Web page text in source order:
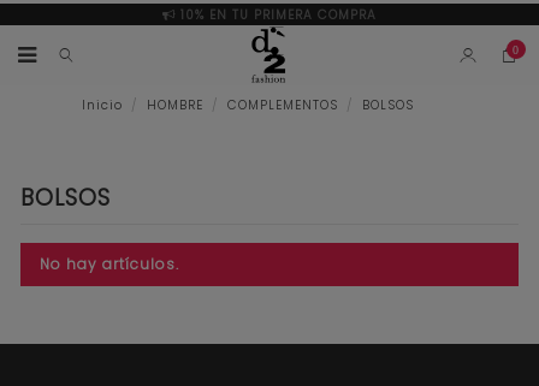
10% EN TU PRIMERA COMPRA
0
Inicio HOMBRE COMPLEMENTOS BOLSOS
BOLSOS
No hay artículos.